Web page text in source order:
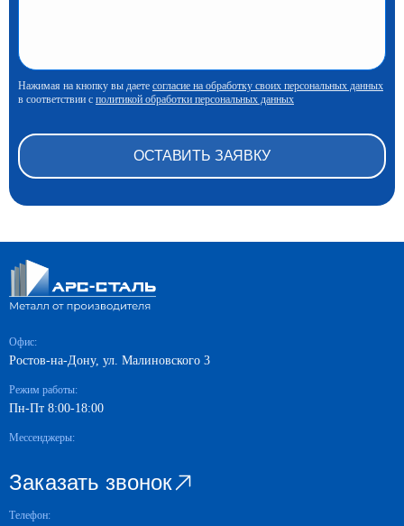
Нажимая на кнопку вы даете согласие на обработку своих персональных данных
в соответствии с политикой обработки персональных данных
Офис:
Ростов-на-Дону, ул. Малиновского 3
Режим работы:
Пн-Пт 8:00-18:00
Мессенджеры:
Заказать звонок
Телефон: